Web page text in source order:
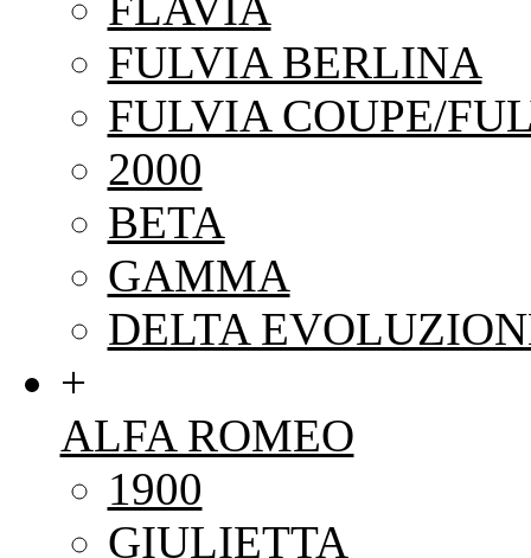
FULVIA BERLINA
FULVIA COUPE/
2000
BETA
GAMMA
DELTA
+
ALFA ROMEO
1900
GIULIETTA